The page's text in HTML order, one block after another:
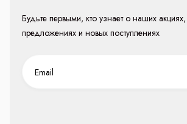
Будьте первыми, кто узнает о наших
предложениях и новых поступлениях